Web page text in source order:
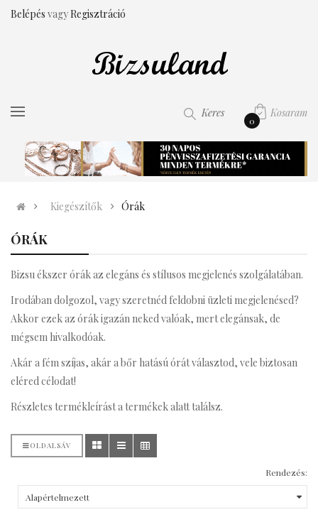
Belépés vagyRegisztráció
Kosaram
0
Keres
Kiegészítők Órák
ÓRÁK
Bizsu ékszer órák az elegáns és stílusos megjelenés szolgálatában.
Irodában dolgozol, vagy szeretnéd feldobni üzleti megjelenésed?
Akkor ezek az órák igazán neked valóak, mert elegánsak, de
mégsem hivalkodóak.
Akár a fém szíjas, akár a bőr hatású órát választod, vele biztosan
eléred célodat!
Részletes termékleírást a termékek alatt találsz.
OLDALSÁV
Rendezés: